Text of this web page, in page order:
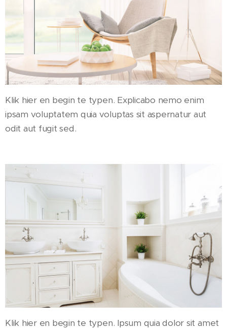
Klik hier en begin te typen. Explicabo nemo enim
ipsam voluptatem quia voluptas sit aspernatur aut
odit aut fugit sed.
Klik hier en begin te typen. Ipsum quia dolor sit amet